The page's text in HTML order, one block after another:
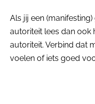
Als jij een
autoriteit lees dan ook
autoriteit. Verbind dat
voelen of iets goed